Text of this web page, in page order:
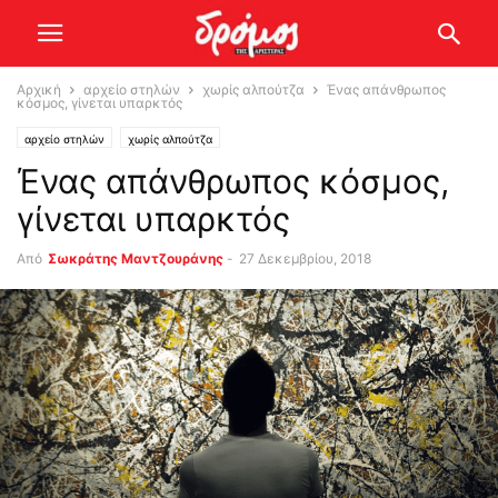
Αρχική αρχείο στηλών χωρίς αλπούτζα
Ένας απάνθρωπος
κόσμος, γίνεται υπαρκτός
αρχείο στηλών χωρίς αλπούτζα
Ένας απάνθρωπος κόσμος,
γίνεται υπαρκτός
Από Σωκράτης Μαντζουράνης - 27 Δεκεμβρίου, 2018